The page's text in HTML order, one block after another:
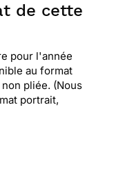
de cette
pour l'année
au format
pliée. (Nous
portrait,